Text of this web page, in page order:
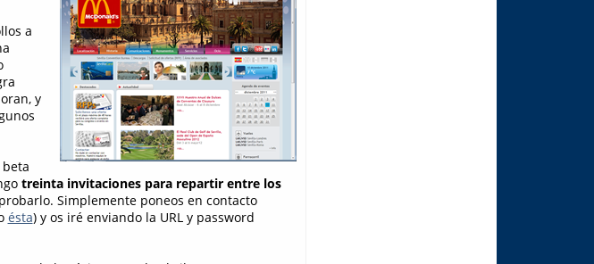
a
y
treinta invitaciones para repartir entre los
Simplemente poneos en contacto
ésta) y os iré enviando la URL y password